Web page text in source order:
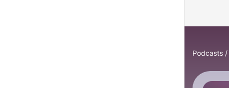
Podcasts